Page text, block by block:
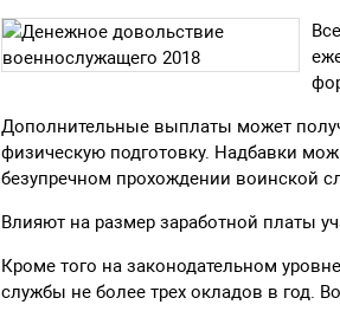
Дополнительные выплаты может
физическую подготовку. Надбавки
безупречном прохождении воинской
Влияют на размер заработной платы
Кроме того на законодательном
службы не более трех окладов в год.